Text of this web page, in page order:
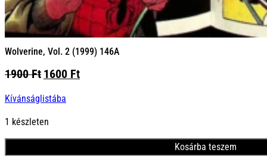
Wolverine, Vol. 2 (1999) 146A
1900Ft Original
was:
1600 FtCurrent
Kívánságlistába
1 készleten
Kosárba teszem